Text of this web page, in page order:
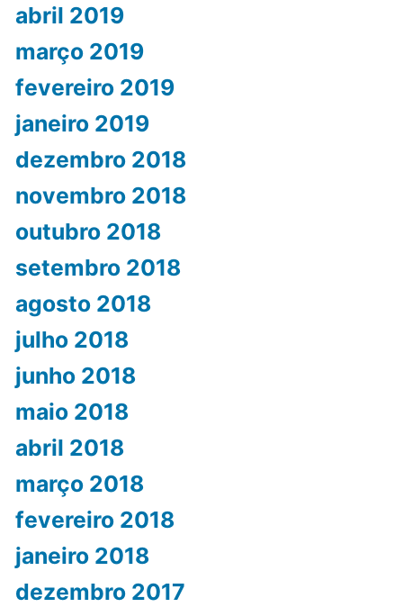
abril 2019
março 2019
fevereiro 2019
janeiro 2019
dezembro 2018
novembro 2018
outubro 2018
setembro 2018
agosto 2018
julho 2018
junho 2018
maio 2018
abril 2018
março 2018
fevereiro 2018
janeiro 2018
dezembro 2017